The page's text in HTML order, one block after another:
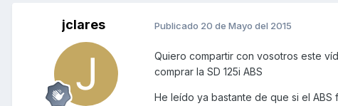
jclares Publicado 20 de Mayo del 2015
Quiero compartir con vosotros este
comprar la SD 125i ABS
He leído ya bastante de que si el